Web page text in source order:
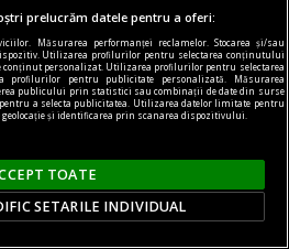
și din prezent
continuă.
prelucrăm datele pentru a oferi:
Măsurarea performanței reclamelor. Stocarea și/sau
Utilizarea profilurilor pentru selectarea conținutului
conținut personalizat. Utilizarea profilurilor pentru selectarea
profilurilor pentru publicitate personalizată. Măsurarea
publicului prin statistici sau combinații de date din surse
a selecta publicitatea. Utilizarea datelor limitate pentru
geolocație și identificarea prin scanarea dispozitivului.
TOATE
SETARILE INDIVIDUAL